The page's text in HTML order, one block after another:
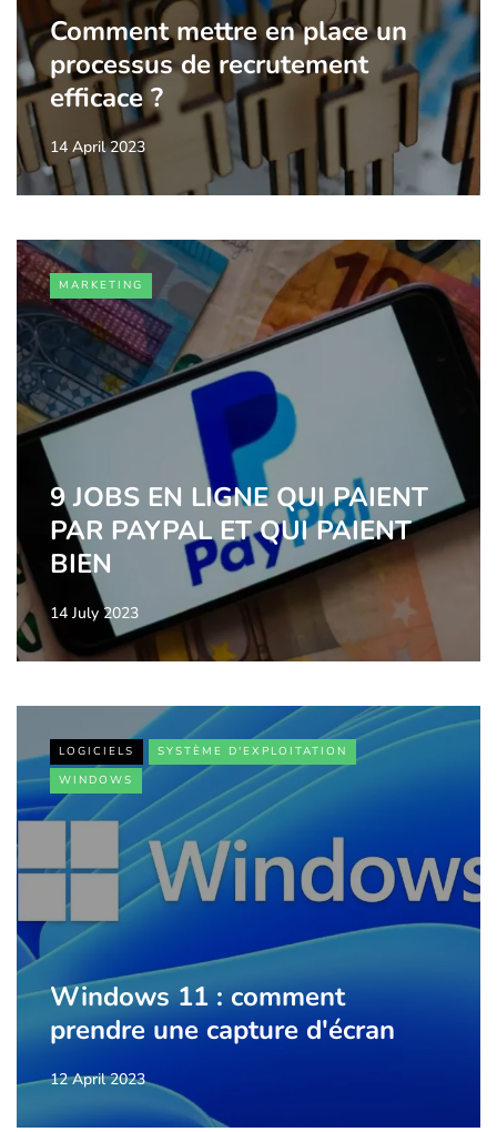
Comment mettre en place un
processus de recrutement
efficace ?
14 April 2023
MARKETING
9 JOBS EN LIGNE QUI PAIENT
PAR PAYPAL ET QUI PAIENT
BIEN
14 July 2023
LOGICIELS
SYSTÈME D'EXPLOITATION
WINDOWS
Windows 11 : comment
prendre une capture d'écran
12 April 2023